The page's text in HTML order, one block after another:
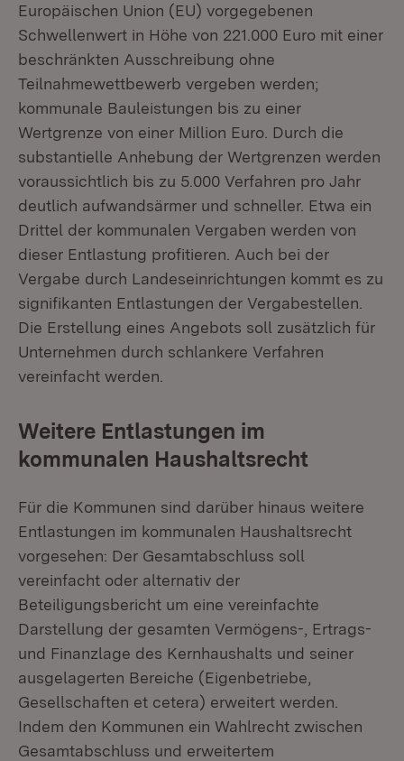
Europäischen Union (EU) vorgegebenen
Schwellenwert in Höhe von 221.000 Euro mit einer
beschränkten Ausschreibung ohne
Teilnahmewettbewerb vergeben werden;
kommunale Bauleistungen bis zu einer
Wertgrenze von einer Million Euro. Durch die
substantielle Anhebung der Wertgrenzen werden
voraussichtlich bis zu 5.000 Verfahren pro Jahr
deutlich aufwandsärmer und schneller. Etwa ein
Drittel der kommunalen Vergaben werden von
dieser Entlastung profitieren. Auch bei der
Vergabe durch Landeseinrichtungen kommt es zu
signifikanten Entlastungen der Vergabestellen.
Die Erstellung eines Angebots soll zusätzlich für
Unternehmen durch schlankere Verfahren
vereinfacht werden.
Weitere Entlastungen im
kommunalen Haushaltsrecht
Für die Kommunen sind darüber hinaus weitere
Entlastungen im kommunalen Haushaltsrecht
vorgesehen: Der Gesamtabschluss soll
vereinfacht oder alternativ der
Beteiligungsbericht um eine vereinfachte
Darstellung der gesamten Vermögens-, Ertrags-
und Finanzlage des Kernhaushalts und seiner
ausgelagerten Bereiche (Eigenbetriebe,
Gesellschaften et cetera) erweitert werden.
Indem den Kommunen ein Wahlrecht zwischen
Gesamtabschluss und erweitertem